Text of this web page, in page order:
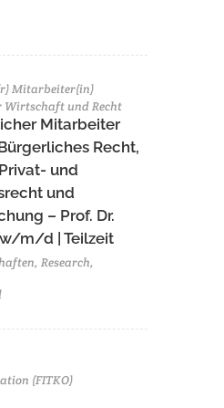
Mitarbeiter(in)
Wirtschaft und Recht
Mitarbeiter
Recht,
und
und
– Prof. Dr.
m/d | Teilzeit
Research,
(FITKO)